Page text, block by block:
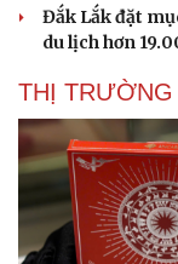
Cây thuốc
Sản phụ khoa
Nam khoa
Làm đẹp - giảm cân
Phòng mạch online
Ăn sạch sống khỏe
Đắk Lắk đặt
du lịch hơn
THỊ TRƯỜNG